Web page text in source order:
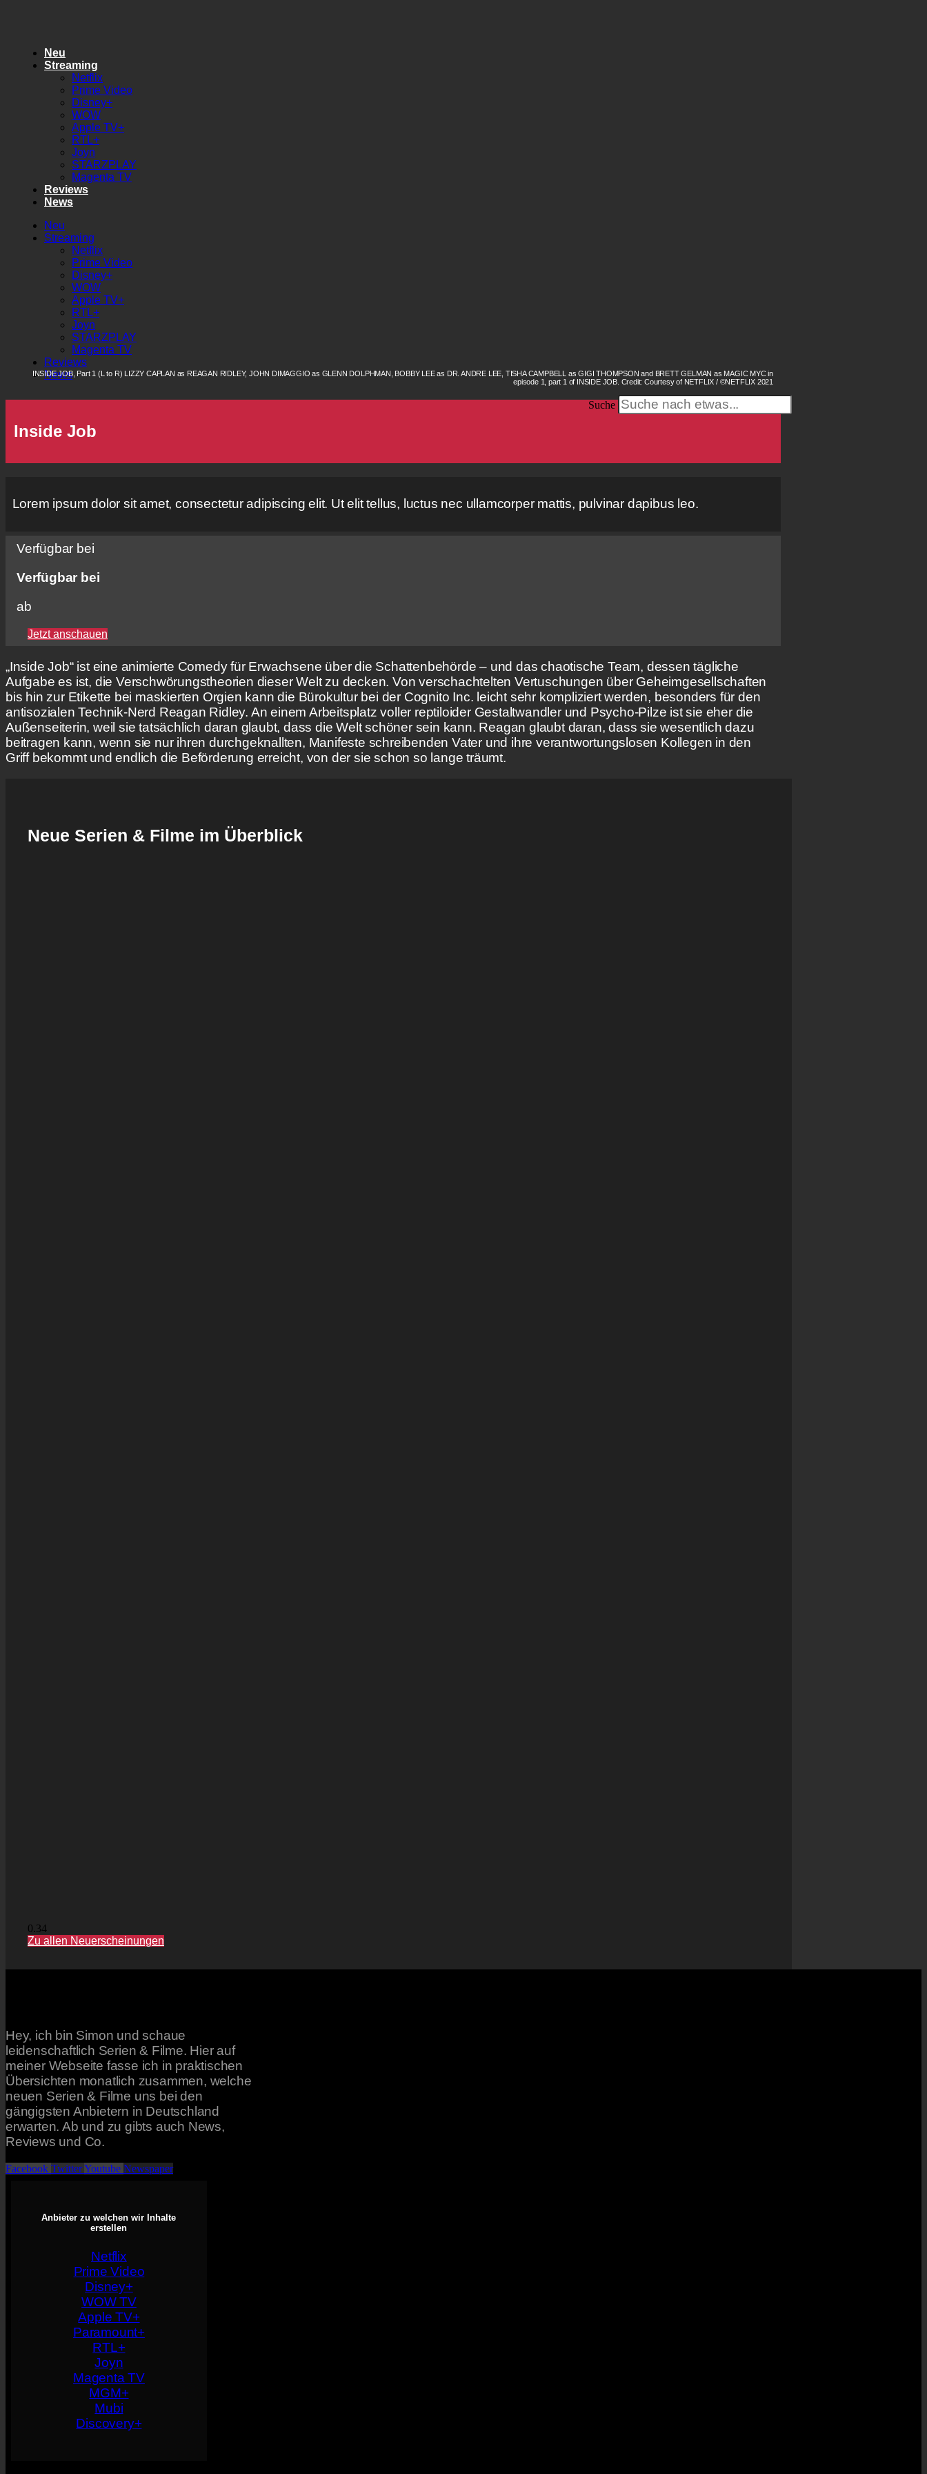
Neu
Streaming
Netflix
Prime Video
Disney+
WOW
Apple TV+
RTL+
Joyn
STARZPLAY
Magenta TV
Reviews
News
Neu
Streaming
Netflix
Prime Video
Disney+
WOW
Apple TV+
RTL+
Joyn
STARZPLAY
Magenta TV
Reviews
News
Suche
INSIDE JOB, Part 1 (L to R) LIZZY CAPLAN as REAGAN RIDLEY, JOHN DIMAGGIO as GLENN DOLPHMAN, BOBBY LEE as DR. ANDRE LEE, TISHA CAMPBELL as GIGI THOMPSON and BRETT GELMAN as MAGIC MYC in
episode 1, part 1 of INSIDE JOB. Credit: Courtesy of NETFLIX / ©NETFLIX 2021
Inside Job
Lorem ipsum dolor sit amet, consectetur adipiscing elit. Ut elit tellus, luctus nec ullamcorper mattis, pulvinar dapibus leo.
Verfügbar bei
Verfügbar bei
ab
Jetzt anschauen
„Inside Job“ ist eine animierte Comedy für Erwachsene über die Schattenbehörde – und das chaotische Team, dessen tägliche
Aufgabe es ist, die Verschwörungstheorien dieser Welt zu decken. Von verschachtelten Vertuschungen über Geheimgesellschaften
bis hin zur Etikette bei maskierten Orgien kann die Bürokultur bei der Cognito Inc. leicht sehr kompliziert werden, besonders für den
antisozialen Technik-Nerd Reagan Ridley. An einem Arbeitsplatz voller reptiloider Gestaltwandler und Psycho-Pilze ist sie eher die
Außenseiterin, weil sie tatsächlich daran glaubt, dass die Welt schöner sein kann. Reagan glaubt daran, dass sie wesentlich dazu
beitragen kann, wenn sie nur ihren durchgeknallten, Manifeste schreibenden Vater und ihre verantwortungslosen Kollegen in den
Griff bekommt und endlich die Beförderung erreicht, von der sie schon so lange träumt.
Neue Serien & Filme im Überblick
Zu allen Neuerscheinungen
Hey, ich bin Simon und schaue
leidenschaftlich Serien & Filme. Hier auf
meiner Webseite fasse ich in praktischen
Übersichten monatlich zusammen, welche
neuen Serien & Filme uns bei den
gängigsten Anbietern in Deutschland
erwarten. Ab und zu gibts auch News,
Reviews und Co.
Facebook TwitterYoutube Newspaper
Anbieter zu welchen wir Inhalte
erstellen
Netflix
Prime Video
Disney+
WOW TV
Apple TV+
Paramount+
RTL+
Joyn
Magenta TV
MGM+
Mubi
Discovery+